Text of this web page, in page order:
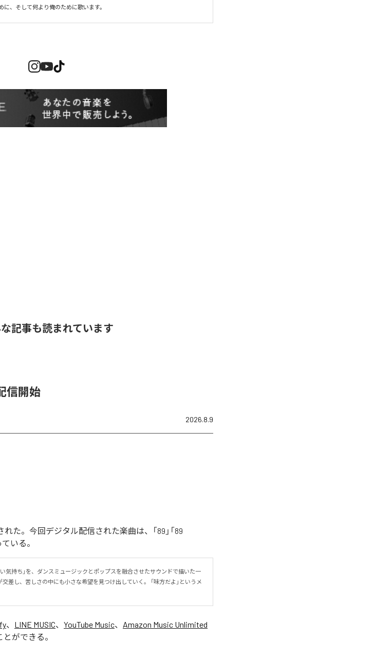
、そして何より俺のために歌います。
記事も読まれています
信開始
2026.8.9
た。今回デジタル配信された楽曲は、「89」「89
いる。
い気持ち」を、ダンスミュージックとポップスを融合させたサウンドで描いた一
差し、苦しさの中にも小さな希望を見つけ出していく。 「味方だよ」というメ
、 LINE MUSIC、 YouTube Music、 Amazon Music Unlimited
ができる。